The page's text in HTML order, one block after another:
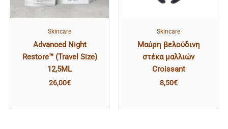
Skincare
Advanced Night
Restore™ (Travel Size)
12,5ML
26,00€
Skincare
Μαύρη βελούδινη
στέκα μαλλιών
Croissant
8,50€